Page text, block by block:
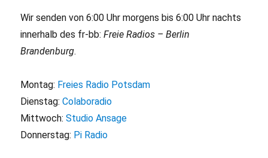
Wir senden von 6:00 Uhr morgens bis 6:00 Uhr nachts
innerhalb des fr-bb:Freie Radios – Berlin
Brandenburg.
Montag: Freies Radio Potsdam
Dienstag:Colaboradio
Mittwoch:Studio Ansage
Donnerstag: Pi Radio